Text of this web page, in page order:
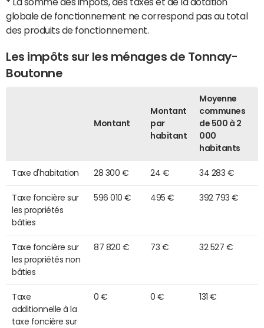
globale de fonctionnement ne correspond pas au total
des produits de fonctionnement.
Les impôts sur les ménages de Tonnay-
Boutonne
Montant
Montant
par
habitant
Moyenne
communes
de 500 à 2
000
habitants
Taxe d'habitation 28 300 € 24 € 34 283 €
Taxe foncière sur
les propriétés
bâties
596 010 € 495 € 392 793 €
Taxe foncière sur
les propriétés non
bâties
87 820 € 73 € 32 527 €
Taxe
additionnelle à la
taxe foncière sur
0 € 0 € 131 €